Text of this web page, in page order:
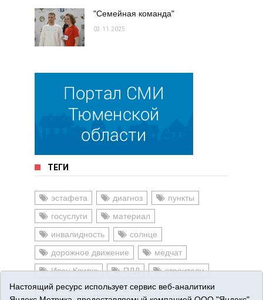
"Семейная команда"
03.11.2025
ТЕГИ
эстафета диагноз
пункты
госуслуги
материал
инвалидность
солнце
дорожное движение
медчат
Иван Квитка
ПДД
строители
ветераны ВОВ
даты Сказка
Настоящий ресурс использует сервис веб-аналитики